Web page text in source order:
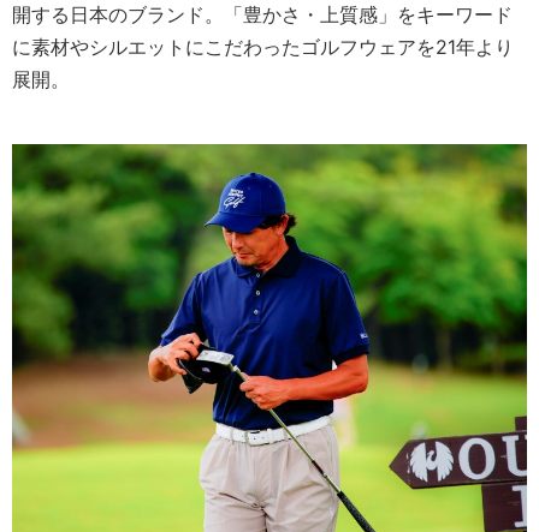
開する日本のブランド。「豊かさ・上質感」をキーワード
に素材やシルエットにこだわったゴルフウェアを21年より
展開。